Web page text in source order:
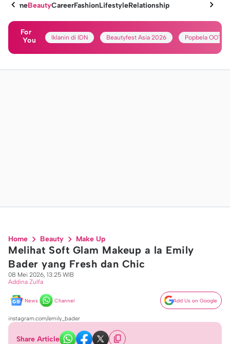
HomeBeautyCareerFashionLifestyleRelationship
For
You
Iklanin di IDN Beautyfest Asia 2026 Popbela OOTD
Home Beauty Make Up
Melihat Soft Glam Makeup a la Emily
Bader yang Fresh dan Chic
08 Mei 2026, 13:25 WIB
Addina Zulfa
News Channel Add Us on Google
instagram.com/emily_bader
Share Article